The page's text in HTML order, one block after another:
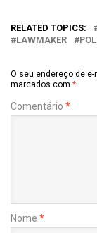
RELATED TOPICS:
LAWMAKER
O seu endereço de
marcados com *
Comentário *
Nome *